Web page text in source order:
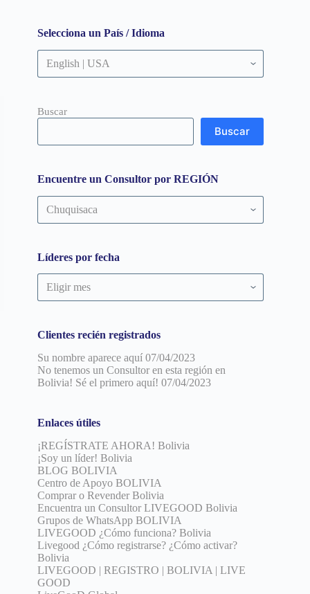
Selecciona un País / Idioma
Buscar
Buscar
Encuentre un Consultor por REGIÓN
Encuentre
un
Consultor
Líderes por fecha
Líderes
por
fecha
Clientes recién registrados
Su nombre aparece aquí 07/04/2023
No tenemos un Consultor en esta región en
Bolivia! Sé el primero aquí! 07/04/2023
Enlaces útiles
¡REGÍSTRATE AHORA! Bolivia
¡Soy un líder! Bolivia
BLOG BOLIVIA
Centro de Apoyo BOLIVIA
Comprar o Revender Bolivia
Encuentra un Consultor LIVEGOOD Bolivia
Grupos de WhatsApp BOLIVIA
LIVEGOOD ¿Cómo funciona? Bolivia
Livegood ¿Cómo registrarse? ¿Cómo activar?
Bolivia
LIVEGOOD | REGISTRO | BOLIVIA | LIVE
GOOD